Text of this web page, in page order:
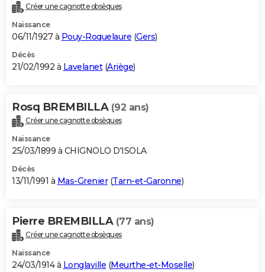
Créer une cagnotte obsèques
Naissance
06/11/1927 à Pouy-Roquelaure (Gers)
Décès
21/02/1992 à Lavelanet(Ariège)
Rosq BREMBILLA (92 ans)
Créer une cagnotte obsèques
Naissance
25/03/1899 à CHIGNOLO D'ISOLA
Décès
13/11/1991 à Mas-Grenier(Tarn-et-Garonne)
Pierre BREMBILLA (77 ans)
Créer une cagnotte obsèques
Naissance
24/03/1914 à Longlaville (Meurthe-et-Moselle)